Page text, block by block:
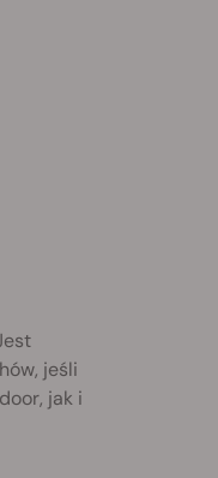
jeśli
jak i